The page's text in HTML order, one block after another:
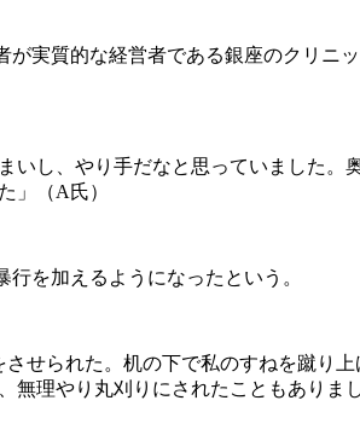
実質的な経営者である銀座のクリニ
いし、やり手だなと思っていました
」（A氏）
を加えるようになったという。
せられた。机の下で私のすねを蹴り
理やり丸刈りにされたこともありまし